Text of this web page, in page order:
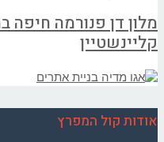
מלון דן פנורמה
קליינשטיין
אודות קול המפרץ